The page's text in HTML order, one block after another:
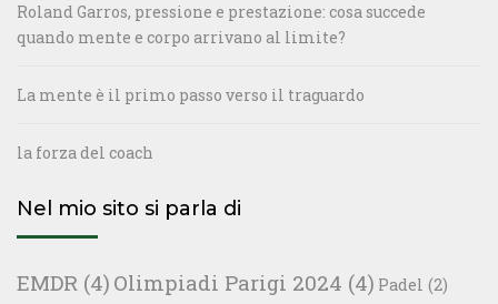
Roland Garros, pressione e prestazione: cosa succede
quando mente e corpo arrivano al limite?
La mente è il primo passo verso il traguardo
la forza del coach
Nel mio sito si parla di
EMDR (4) Olimpiadi Parigi 2024 (4) Padel (2)